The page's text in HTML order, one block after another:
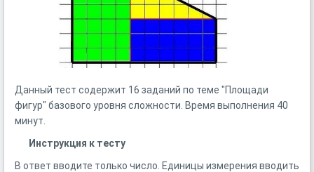
Данный тест содержит 16 заданий по теме "Площади
фигур" базового уровня сложности. Время выполнения 40
минут.
Инструкция к тесту
В ответ вводите только число. Единицы измерения вводить